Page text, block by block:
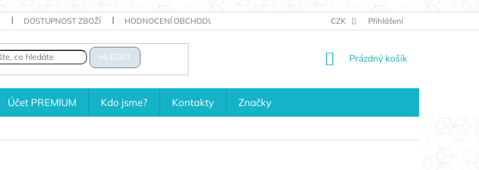
DOSTUPNOST ZBOŽÍ HODNOCENÍ OBCHODU KONTAKTY KDO JSME?
CZK Přihlášení
HLEDAT
NÁKUPNÍ
Prázdný košík
Účet PREMIUM Kdo jsme? Kontakty Značky